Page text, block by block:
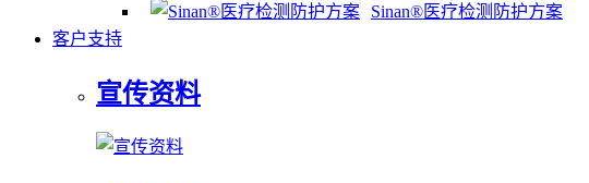
Sinan®医疗检测防护方案
客户支持
宣传资料